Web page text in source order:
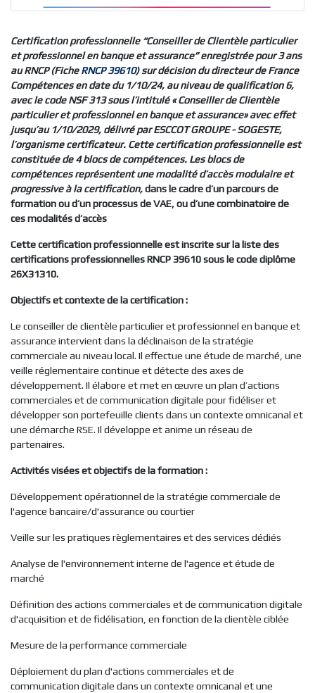
Certification professionnelle “Conseiller de Clientèle particulier
et professionnel en banque et assurance” enregistrée pour 3 ans
au RNCP (FicheRNCP 39610) sur décision du directeur de France
Compétences en date du 1/10/24, au niveau de qualification 6,
avec le code NSF 313 sous l’intitulé « Conseiller de Clientèle
particulier et professionnel en banque et assurance» avec effet
jusqu’au 1/10/2029, délivré par ESCCOT GROUPE - SOGESTE,
l’organisme certificateur. Cette certification professionnelle est
constituée de 4 blocs de compétences. Les blocs de
compétences représentent une modalité d’accès modulaire et
progressive à la certification,dans le cadre d’un parcours de
formation ou d’un processus de VAE, ou d’une combinatoire de
ces modalités d’accès
Cette certification professionnelle est inscrite sur la liste des
certifications professionnelles RNCP 39610 sous le code diplôme
26X31310.
Objectifs et contexte de la certification :
Le conseiller de clientèle particulier et professionnel en banque et
assurance intervient dans la déclinaison de la stratégie
commerciale au niveau local. Il effectue une étude de marché, une
veille réglementaire continue et détecte des axes de
développement. Il élabore et met en œuvre un plan d’actions
commerciales et de communication digitale pour fidéliser et
développer son portefeuille clients dans un contexte omnicanal et
une démarche RSE. Il développe et anime un réseau de
partenaires.
Activités visées et objectifs de la formation :
Développement opérationnel de la stratégie commerciale de
l'agence bancaire/d'assurance ou courtier
Veille sur les pratiques règlementaires et des services dédiés
Analyse de l'environnement interne de l'agence et étude de
marché
Définition des actions commerciales et de communication digitale
d'acquisition et de fidélisation, en fonction de la clientèle ciblée
Mesure de la performance commerciale
Déploiement du plan d'actions commerciales et de
communication digitale dans un contexte omnicanal et une